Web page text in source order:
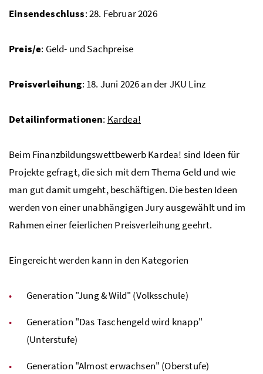
Einsendeschluss: 28. Februar 2026
Preis/e: Geld- und Sachpreise
Preisverleihung: 18. Juni 2026 an derJKU Linz
Detailinformationen: Kardea!
Beim Finanzbildungswettbewerb Kardea! sind Ideen für
Projekte gefragt, die sich mit dem Thema Geld und wie
man gut damit umgeht, beschäftigen. Die besten Ideen
werden von einer unabhängigen Jury ausgewählt und im
Rahmen einer feierlichen Preisverleihung geehrt.
Eingereicht werden kann in den Kategorien
Generation "Jung & Wild" (Volksschule)
Generation "Das Taschengeld wird knapp"
(Unterstufe)
Generation "Almost erwachsen" (Oberstufe)